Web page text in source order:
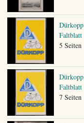
Dürkopp
Faltblatt
5 Seiten
Dürkopp
Faltblatt
7 Seiten